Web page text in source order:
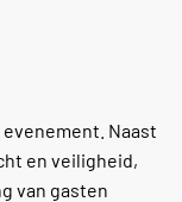
Naast
en veiligheid,
van gasten